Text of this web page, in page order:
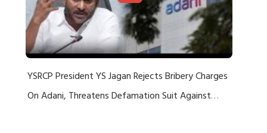
YSRCP President YS Jagan Rejects Bribery Charges
On Adani, Threatens Defamation Suit Against